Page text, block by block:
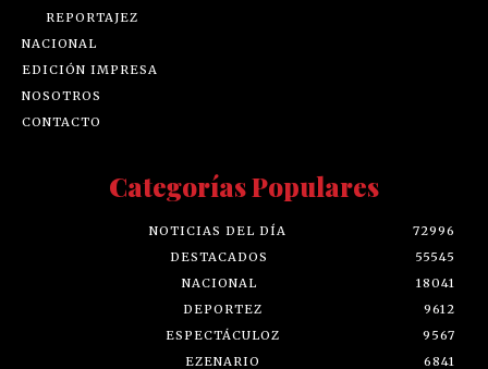
REPORTAJEZ
NACIONAL
EDICIÓN IMPRESA
NOSOTROS
CONTACTO
Categorías Populares
NOTICIAS DEL DÍA
72996
DESTACADOS
55545
NACIONAL
18041
DEPORTEZ
9612
ESPECTÁCULOZ
9567
EZENARIO
6841